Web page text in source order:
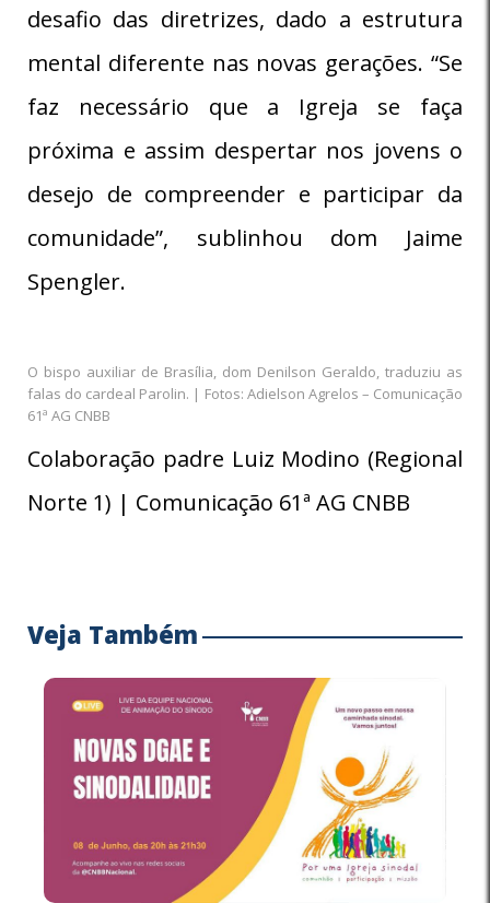
desafio das diretrizes, dado a estrutura
mental diferente nas novas gerações. “Se
faz necessário que a Igreja se faça
próxima e assim despertar nos jovens o
desejo de compreender e participar da
comunidade”, sublinhou dom Jaime
Spengler.
O bispo auxiliar de Brasília, dom Denilson Geraldo, traduziu as
falas do cardeal Parolin. | Fotos: Adielson Agrelos – Comunicação
61ª AG CNBB
Colaboração padre Luiz Modino (Regional
Norte 1) | Comunicação 61ª AG CNBB
Veja Também